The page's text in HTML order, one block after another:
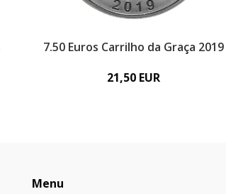
7.50 Euros Carrilho da Graça 2019
21,50 EUR
Menu